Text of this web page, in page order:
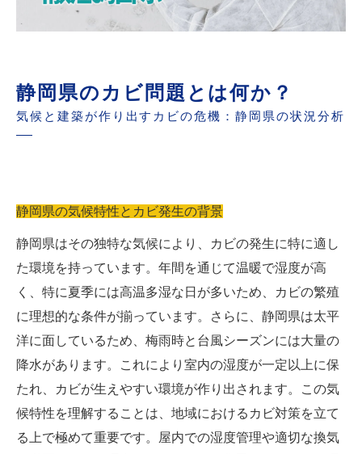
静岡県のカビ問題とは何か？
気候と建築が作り出すカビの危機：静岡県の状況分析
静岡県の気候特性とカビ発生の背景
静岡県はその独特な気候により、カビの発生に特に適し
た環境を持っています。年間を通じて温暖で湿度が高
く、特に夏季には高温多湿な日が多いため、カビの繁殖
に理想的な条件が揃っています。さらに、静岡県は太平
洋に面しているため、梅雨時と台風シーズンには大量の
降水があります。これにより室内の湿度が一定以上に保
たれ、カビが生えやすい環境が作り出されます。この気
候特性を理解することは、地域におけるカビ対策を立て
る上で極めて重要です。屋内での湿度管理や適切な換気